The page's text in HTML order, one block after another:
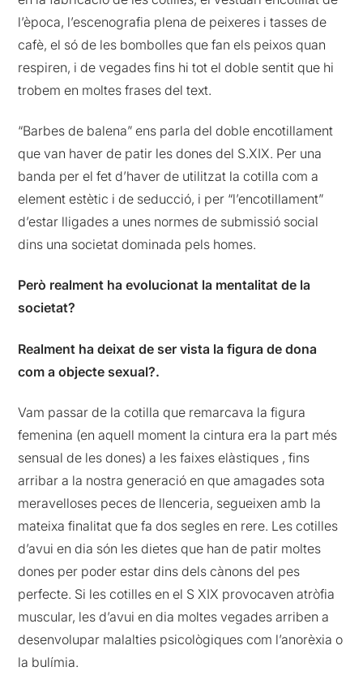
l’època, l’escenografia plena de peixeres i tasses de
cafè, el só de les bombolles que fan els peixos quan
respiren, i de vegades fins hi tot el doble sentit que hi
trobem en moltes frases del text.
“Barbes de balena” ens parla del doble encotillament
que van haver de patir les dones del S.XIX. Per una
banda per el fet d’haver de utilitzat la cotilla com a
element estètic i de seducció, i per “l’encotillament”
d’estar lligades a unes normes de submissió social
dins una societat dominada pels homes.
Però realment ha evolucionat la mentalitat de la
societat?
Realment ha deixat de ser vista la figura de dona
com a objecte sexual?.
Vam passar de la cotilla que remarcava la figura
femenina (en aquell moment la cintura era la part més
sensual de les dones) a les faixes elàstiques , fins
arribar a la nostra generació en que amagades sota
meravelloses peces de llenceria, segueixen amb la
mateixa finalitat que fa dos segles en rere. Les cotilles
d’avui en dia són les dietes que han de patir moltes
dones per poder estar dins dels cànons del pes
perfecte. Si les cotilles en el S XIX provocaven atròfia
muscular, les d’avui en dia moltes vegades arriben a
desenvolupar malalties psicològiques com l’anorèxia o
la bulímia.